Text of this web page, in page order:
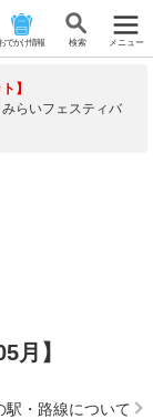
でかけ情報 検 索 メニュー
】
らいフェスティバ
月】
駅・路線について